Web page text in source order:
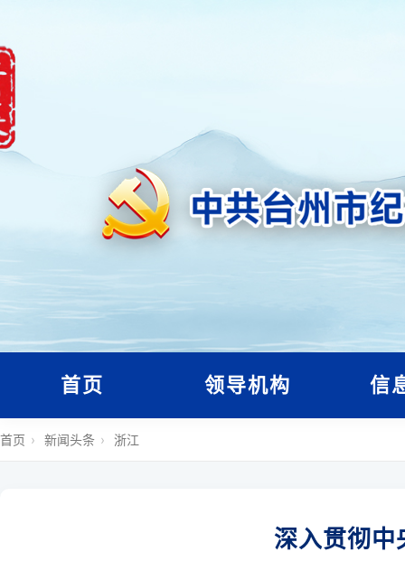
首页 领导机构 信
首页 › 新闻头条 › 浙江
深入贯彻中